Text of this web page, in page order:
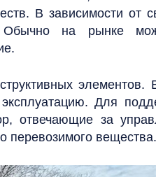
В зависимости от
Обычно на рынке
Для
отвечающие за
перевозимого вещества.